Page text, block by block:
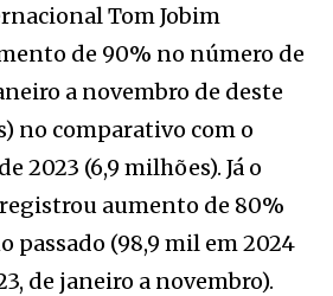
Tom Jobim
de 90% no número de
a novembro de deste
no comparativo com o
2023 (6,9 milhões). Já o
aumento de 80%
passado (98,9 mil em 2024
de janeiro a novembro).